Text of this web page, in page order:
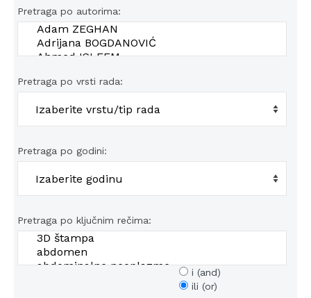
Pretraga po autorima:
Pretraga po vrsti rada:
Pretraga po godini:
Pretraga po ključnim rečima:
i (and)
ili (or)